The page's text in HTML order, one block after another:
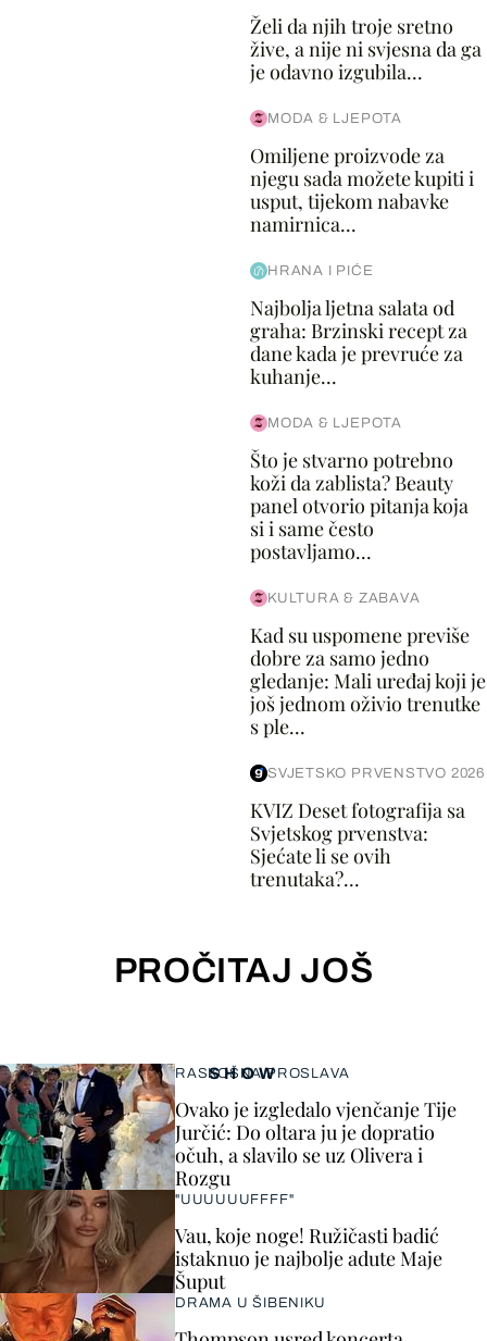
Želi da njih troje sretno
žive, a nije ni svjesna da ga
je odavno izgubila...
MODA & LJEPOTA
Omiljene proizvode za
njegu sada možete kupiti i
usput, tijekom nabavke
namirnica...
HRANA I PIĆE
Najbolja ljetna salata od
graha: Brzinski recept za
dane kada je prevruće za
kuhanje...
MODA & LJEPOTA
Što je stvarno potrebno
koži da zablista? Beauty
panel otvorio pitanja koja
si i same često
postavljamo...
KULTURA & ZABAVA
Kad su uspomene previše
dobre za samo jedno
gledanje: Mali uređaj koji je
još jednom oživio trenutke
s ple...
SVJETSKO PRVENSTVO 2026
KVIZ Deset fotografija sa
Svjetskog prvenstva:
Sjećate li se ovih
trenutaka?...
PROČITAJ JOŠ
SHOW
RASKOŠNA PROSLAVA
Ovako je izgledalo vjenčanje Tije
Jurčić: Do oltara ju je dopratio
očuh, a slavilo se uz Olivera i
Rozgu
"UUUUUUFFFF"
Vau, koje noge! Ružičasti badić
istaknuo je najbolje adute Maje
Šuput
DRAMA U ŠIBENIKU